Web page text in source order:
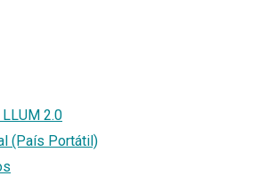
LLUM 2.0
(País Portátil)